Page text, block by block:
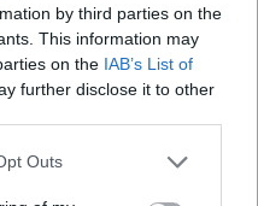
by third parties on the
This information may
on the IAB’s List of
further disclose it to other
Outs
Laimei, pavyko Biržų
Dar nebaigėme visų
įsirengti ir dušą bei